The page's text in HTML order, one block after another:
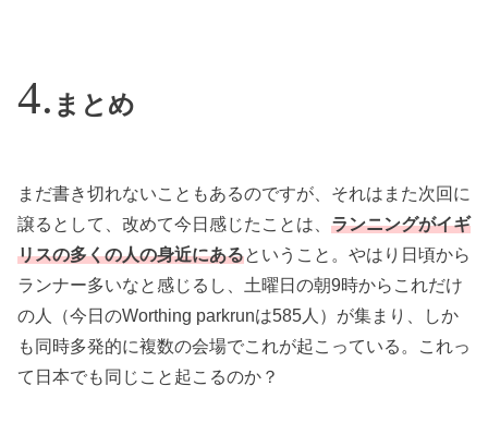
まとめ
まだ書き切れないこともあるのですが、それはまた次回に
譲るとして、改めて今日感じたことは、 ランニングがイギ
リスの多くの人の身近にあるということ。やはり日頃から
ランナー多いなと感じるし、土曜日の朝9時からこれだけ
の人（今日のWorthing parkrunは585人）が集まり、しか
も同時多発的に複数の会場でこれが起こっている。これっ
て日本でも同じこと起こるのか？